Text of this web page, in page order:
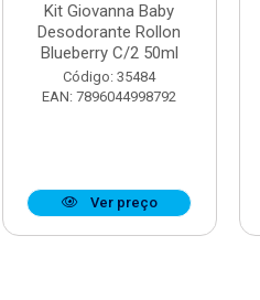
Kit Giovanna Baby
Desodorante Rollon
Blueberry C/2 50ml
Código: 35484
EAN: 7896044998792
Ver preço